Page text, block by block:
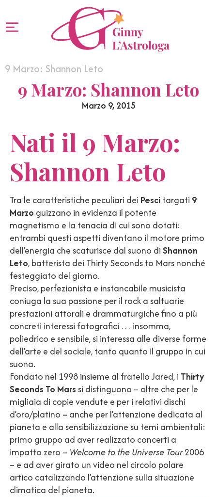
9 Marzo: Shannon Leto
9 Marzo: Shannon Leto
Marzo 9, 2015
Nati il 9 Marzo:
Shannon Leto
Tra le caratteristiche peculiari dei Pescitargati 9
Marzo guizzano in evidenza il potente
magnetismo e la tenacia di cui sono dotati:
entrambi questi aspetti diventano il motore primo
dell’energia che scaturisce dal suono di Shannon
Leto, batterista dei Thirty Seconds to Mars nonché
festeggiato del giorno.
Preciso, perfezionista e instancabile musicista
coniuga la sua passione per il rock a saltuarie
prestazioni attorali e drammaturgiche fino a più
concreti interessi fotografici … insomma,
poliedrico e sensibile, si interessa alle diverse forme
dell’arte e del sociale, tanto quanto il gruppo in cui
suona.
Fondato nel 1998 insieme al fratello Jared, i Thirty
Seconds To Mars si distinguono – oltre che per le
migliaia di copie vendute e per i relativi dischi
d’oro/platino – anche per l’attenzione dedicata al
pianeta e alla sensibilizzazione su temi ambientali:
primo gruppo ad aver realizzato concerti a
impatto zero – Welcome to the Universe Tour2006
– e ad aver girato un video nel circolo polare
artico catalizzando l’attenzione sulla situazione
climatica del pianeta.